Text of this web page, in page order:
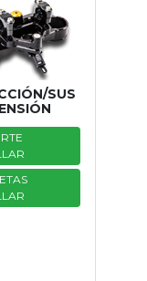
SUS